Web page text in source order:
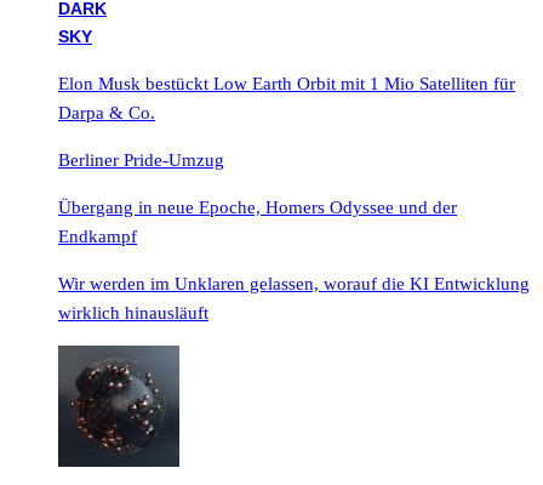
Elon Musk bestückt Low Earth Orbit mit 1 Mio Satelliten für
Darpa & Co.
Berliner Pride-Umzug
Übergang in neue Epoche, Homers Odyssee und der
Endkampf
Wir werden im Unklaren gelassen, worauf die KI Entwicklung
wirklich hinausläuft